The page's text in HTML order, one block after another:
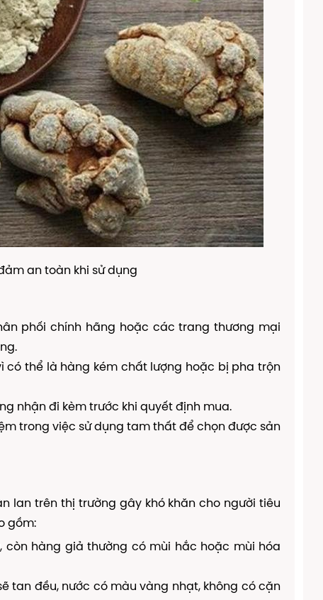
an toàn khi sử dụng
phối chính hãng hoặc các trang thương mại
thể là hàng kém chất lượng hoặc bị pha trộn
nhận đi kèm trước khi quyết định mua.
trong việc sử dụng tam thất để chọn được sản
lan trên thị trường gây khó khăn cho người tiêu
gồm:
hàng giả thường có mùi hắc hoặc mùi hóa
tan đều, nước có màu vàng nhạt, không có cặn